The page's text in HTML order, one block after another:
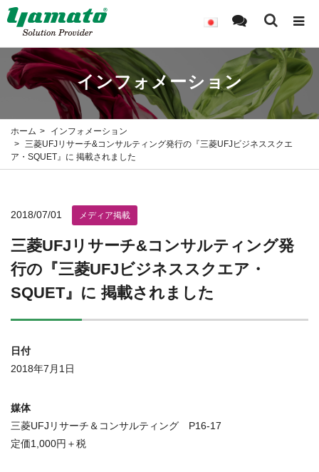
インフォメーション
ホーム
インフォメーション
三菱UFJリサーチ&コンサルティング発行の『三菱UFJビジネススクエ
ア・SQUET』に 掲載されました
三菱UFJリサーチ&コンサルティング発
行の『三菱UFJビジネススクエア・
SQUET』に 掲載されました
2018/07/01 メディア掲載
日付
2018年7月1日
媒体
三菱UFJリサーチ＆コンサルティング P16-17
定価1,000円＋税